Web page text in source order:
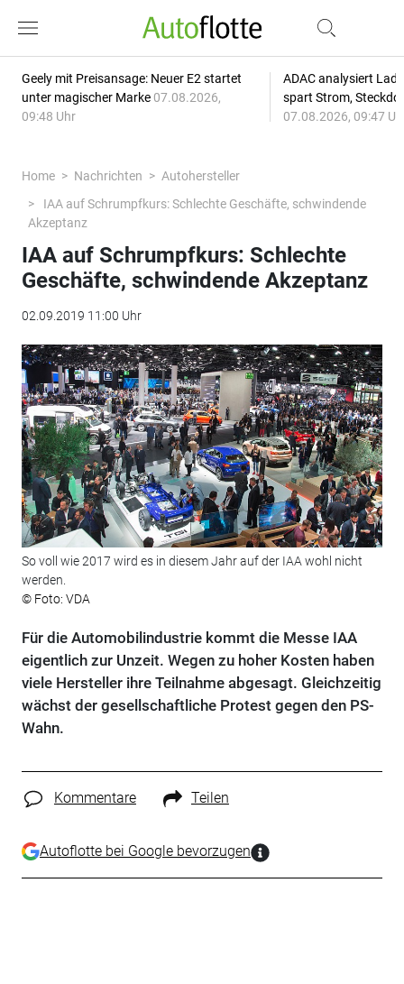
Geely mit Preisansage: Neuer E2 startet
unter magischer Marke 07.08.2026,
09:48 Uhr
ADAC analysiert
spart Strom,
07.08.2026, 09:47
Home Nachrichten
Autohersteller
IAA auf Schrumpfkurs: Schlechte Geschäfte, schwindende
Akzeptanz
IAA auf Schrumpfkurs: Schlechte
Geschäfte, schwindende Akzeptanz
02.09.2019 11:00 Uhr
So voll wie 2017 wird es in diesem Jahr auf der IAA wohl nicht
werden.
© Foto: VDA
Für die Automobilindustrie kommt die Messe IAA
eigentlich zur Unzeit. Wegen zu hoher Kosten haben
viele Hersteller ihre Teilnahme abgesagt. Gleichzeitig
wächst der gesellschaftliche Protest gegen den PS-
Wahn.
Kommentare Teilen
Autoflotte bei Google bevorzugen